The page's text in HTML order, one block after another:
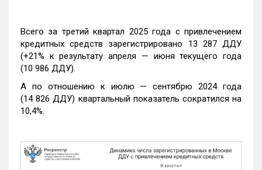
Всего за третий квартал 2025 года с привлечением
кредитных средств зарегистрировано 13 287 ДДУ
(+21% к результату апреля — июня текущего года
(10 986 ДДУ).
А по отношению к июлю — сентябрю 2024 года
(14 826 ДДУ) квартальный показатель сократился на
10,4%.